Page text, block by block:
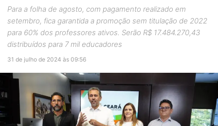
Para a folha de agosto, com pagamento realizado em
setembro, fica garantida a promoção sem titulação de 2022
para 60% dos professores ativos. Serão R$ 17.484.270,43
distribuídos para 7 mil educadores
31 de julho de 2024 às 09:56